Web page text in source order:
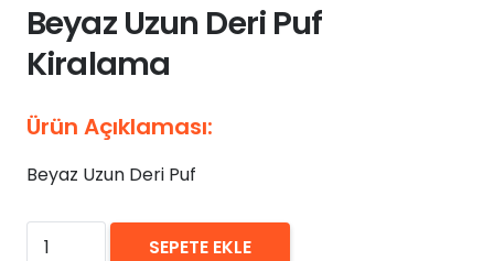
Beyaz Uzun Deri Puf
Kiralama
Ürün Açıklaması:
Beyaz Uzun Deri Puf
₺0,00
Beyaz
SEPETE EKLE